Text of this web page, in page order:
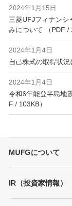
2024年1月15日
三菱UFJフィナンシ
みについて （PDF /
2024年1月4日
自己株式の取得状況
2024年1月4日
令和6年能登半島地
F / 103KB）
MUFGについて
トップメッセージ
IR（投資家情報）